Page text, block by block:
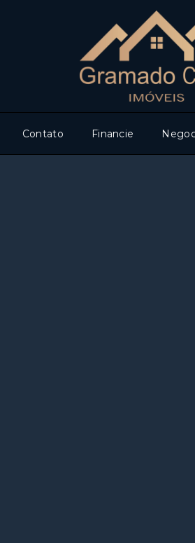
Contato Financie